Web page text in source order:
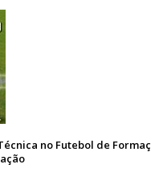
no Futebol de